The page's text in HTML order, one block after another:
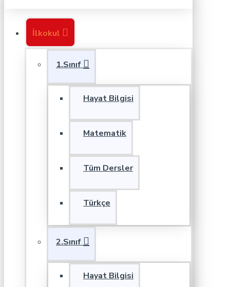
İlkokul
1.Sınıf
Hayat Bilgisi
Matematik
Tüm Dersler
Türkçe
2.Sınıf
Hayat Bilgisi